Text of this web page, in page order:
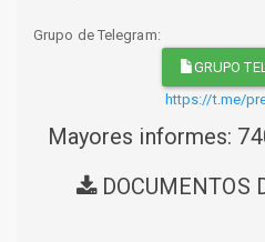
Grupo de Telegram:
GRUPO
https://t.me/
Mayores informes:
DOCUMENTOS